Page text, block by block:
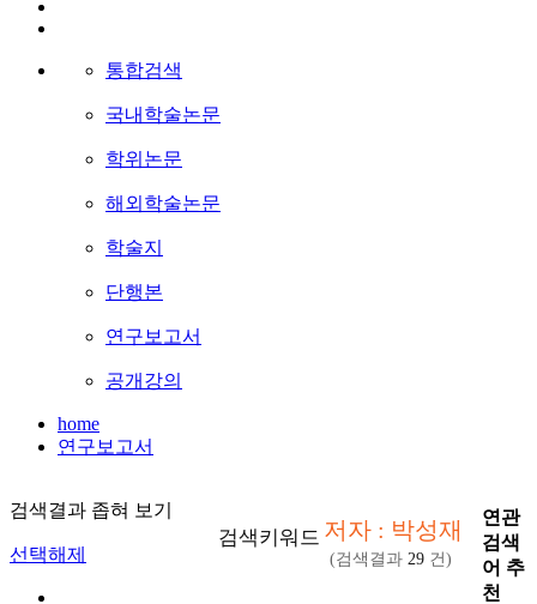
통합검색
국내학술논문
학위논문
해외학술논문
학술지
단행본
연구보고서
공개강의
home
연구보고서
검색결과 좁혀 보기
선택해제
검색키워드 저자 : 박성재
(검색결과 29 건)
연관
검색
어 추
천